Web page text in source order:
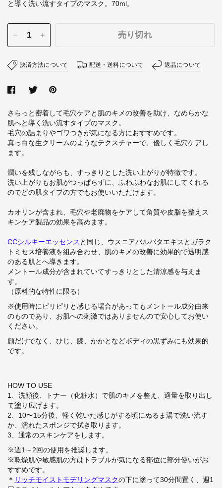
と導く洗い流すタイプのマスク。70ml。
売り切れ
決済方法について 配送・送料について 返品について
さらっと密着して毛穴ケアと肌のキメの改善を助け、なめらかな
肌へと導く洗い流すタイプのマスク。
毛穴の詰まりやゴワつきが気になる方におすすめです。
真っ白な生クリームのようなテクスチャーで、優しく毛穴ケアし
ます。
潤いを残しながらも、すっきりとした洗い上がりが特徴です。
洗い上がりもお肌がつっぱらずに、ふわふわなお肌にしてくれる
のでどの肌タイプの方でもお使いいただけます。
カオリンが含まれ、毛穴や老廃物をケアして角質や皮脂を整えス
キンケア製品の効果を高めます。
CCシルキーエッセンス と同じ、ウスニアバルバタエキスとガラク
トミセス培養液を組み合わせ、肌のキメの改善に効果的で透明感
のある肌とへ導きます。
メントール成分が含まれていてすっきりとした清涼感を与えま
す。
（原料的な特性に限る）
※使用時にピリピリと感じる場合があってもメントール成分由来
のものであり、お肌への刺激ではありませんので安心してお使い
ください。
顔だけでなく、ひじ、膝、かかとなどボディの黒ずみにも効果的
です。
HOW TO USE
1、洗顔後、トナー（化粧水）で肌のキメを整え、適量を取り出し
て塗り広げます。
2、10〜15分後、軽く乾いた感じがする頃にぬるま湯で洗い流す
か、濡れたスポンジで拭き取ります。
3、通常のスキンケアをします。
※週 1 ～ 2回の使用を推奨します。
※乾燥肌や敏感肌の方はトラブルが気になる部位に部分使いがお
すすめです。
＊ リッチモイストモデリングマスクの下に塗って30分間置く、週1